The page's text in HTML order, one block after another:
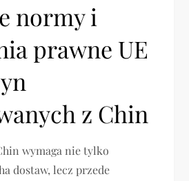
normy i
prawne UE
z Chin
wymaga nie tylko
dostaw, lecz przede